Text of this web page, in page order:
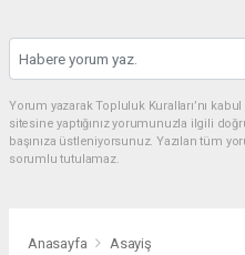
Yorum yazarak Topluluk Kuralları’nı
sitesine yaptığınız yorumunuzla ilgili
başınıza üstleniyorsunuz. Yazılan tüm
sorumlu tutulamaz.
Anasayfa Asayiş